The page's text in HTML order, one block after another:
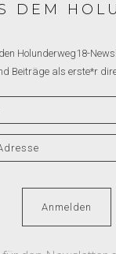
DEM
Holunderweg18-
Beiträge als erste*r